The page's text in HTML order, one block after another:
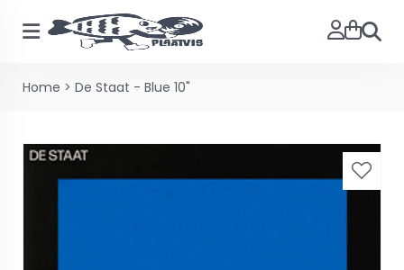
Home > De Staat - Blue 10"